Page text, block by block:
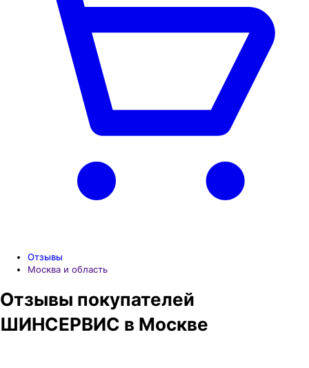
Отзывы
Москва и область
Отзывы покупателей
ШИНСЕРВИС в Москве